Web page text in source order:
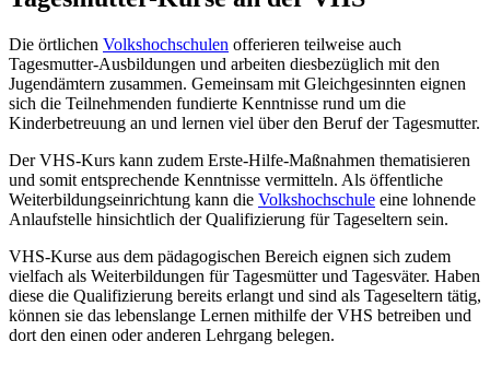
Die örtlichen Volkshochschulen offerieren teilweise auch
Tagesmutter-Ausbildungen und arbeiten diesbezüglich mit den
Jugendämtern zusammen. Gemeinsam mit Gleichgesinnten eignen
sich die Teilnehmenden fundierte Kenntnisse rund um die
Kinderbetreuung an und lernen viel über den Beruf der Tagesmutter.
Der VHS-Kurs kann zudem Erste-Hilfe-Maßnahmen thematisieren
und somit entsprechende Kenntnisse vermitteln. Als öffentliche
Weiterbildungseinrichtung kann die Volkshochschule eine lohnende
Anlaufstelle hinsichtlich der Qualifizierung für Tageseltern sein.
VHS-Kurse aus dem pädagogischen Bereich eignen sich zudem
vielfach als Weiterbildungen für Tagesmütter und Tagesväter. Haben
diese die Qualifizierung bereits erlangt und sind als Tageseltern tätig,
können sie das lebenslange Lernen mithilfe der VHS betreiben und
dort den einen oder anderen Lehrgang belegen.